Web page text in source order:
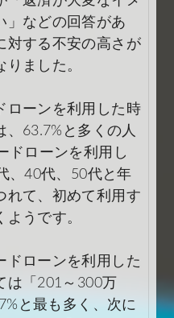
」などの回答があ
対する不安の高さが
ました。
ローンを利用した時
63.7%と多くの人
ドローンを利用し
、40代、50代と年
れて、初めて利用す
うです。
ドローンを利用した
は「201～300万
と最も多く、次に